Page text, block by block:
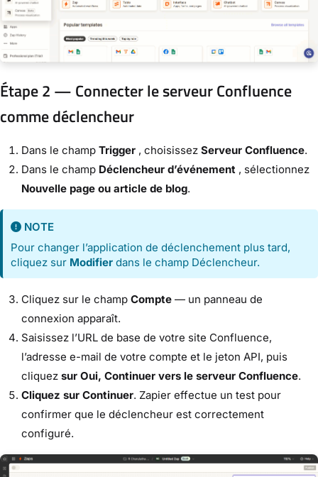
Étape 2 — Connecter le serveur Confluence
comme déclencheur
Dans le champ Trigger , choisissez Serveur Confluence.
Dans le champ Déclencheur d’événement , sélectionnez
Nouvelle page ou article de blog.
NOTE
Pour changer l’application de déclenchement plus tard,
cliquez sur Modifier dans le champ Déclencheur.
Cliquez sur le champ Compte — un panneau de
connexion apparaît.
Saisissez l’URL de base de votre site Confluence,
l’adresse e-mail de votre compte et le jeton API, puis
cliquez sur Oui, Continuer vers le serveur Confluence.
Cliquez sur Continuer. Zapier effectue un test pour
confirmer que le déclencheur est correctement
configuré.